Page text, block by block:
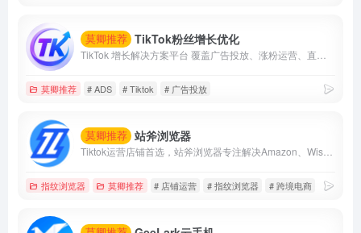
莫卿推荐 TikTok粉丝增长优化
莫卿推荐 # ADS # Tiktok # 广告投放
莫卿推荐 站斧浏览器
指纹浏览器 莫卿推荐 # 店铺运营 # 指纹浏览器 # 跨境电商